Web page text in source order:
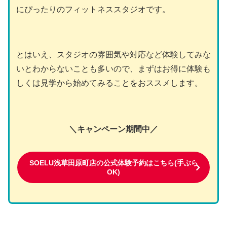
にぴったりのフィットネススタジオです。
とはいえ、スタジオの雰囲気や対応など体験してみな
いとわからないことも多いので、まずはお得に体験も
しくは見学から始めてみることをおススメします。
＼キャンペーン期間中／
SOELU浅草田原町店の公式体験予約はこちら(手ぶら
OK)